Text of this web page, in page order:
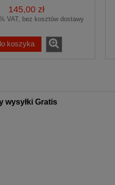
145,00 zł
VAT, bez kosztów dostawy
koszyka
wysyłki Gratis